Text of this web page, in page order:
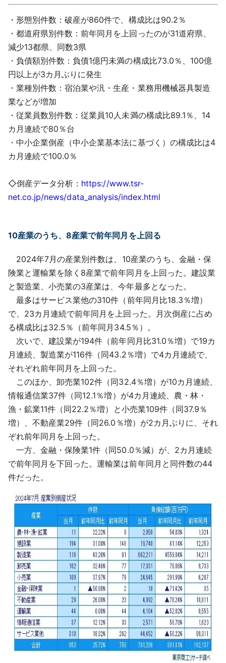
・形態別件数：破産が860件で、構成比は90.2％
・都道府県別件数：前年同月を上回ったのが31道府県、
減少13都県、同数3県
・負債額別件数：負債1億円未満の構成比73.0％、100億
円以上が3カ月ぶりに発生
・業種別件数：宿泊業や汎・生産・業務用機械器具製造
業などが増加
・従業員数別件数：従業員10人未満の構成比89.1％、14
カ月連続で80％台
・中小企業倒産（中小企業基本法に基づく）の構成比は4
カ月連続で100.0％
◇倒産データ分析： https://www.tsr-
net.co.jp/news/data_analysis/index.html
10産業のうち、8産業で前年同月を上回る
2024年7月の産業別件数は、10産業のうち、金融・保
険業と運輸業を除く8産業で前年同月を上回った。建設業
と製造業、小売業の3産業は、今年最多となった。
最多はサービス業他の310件（前年同月比18.3％増）
で、23カ月連続で前年同月を上回った。月次倒産に占め
る構成比は32.5％（前年同月34.5％）。
次いで、建設業が194件（前年同月比31.0％増）で19カ
月連続、製造業が116件（同43.2％増）で4カ月連続で、
それぞれ前年同月を上回った。
このほか、卸売業102件（同32.4％増）が10カ月連続、
情報通信業37件（同12.1％増）が4カ月連続、農・林・
漁・鉱業11件（同22.2％増）と小売業109件（同37.9％
増）、不動産業29件（同26.0％増）が2カ月ぶりに、それ
ぞれ前年同月を上回った。
一方、金融・保険業1件（同50.0％減）が、2カ月連続
で前年同月を下回った。運輸業は前年同月と同件数の44
件だった。